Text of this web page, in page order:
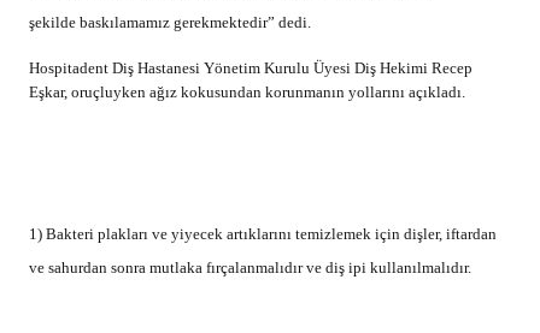
şekilde baskılamamız gerekmektedir” dedi.
Hospitadent Diş Hastanesi Yönetim Kurulu Üyesi Diş Hekimi Recep
Eşkar, oruçluyken ağız kokusundan korunmanın yollarını açıkladı.
1) Bakteri plakları ve yiyecek artıklarını temizlemek için dişler, iftardan
ve sahurdan sonra mutlaka fırçalanmalıdır ve diş ipi kullanılmalıdır.